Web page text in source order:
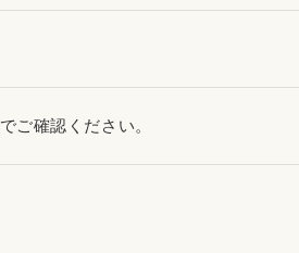
でご確認ください。